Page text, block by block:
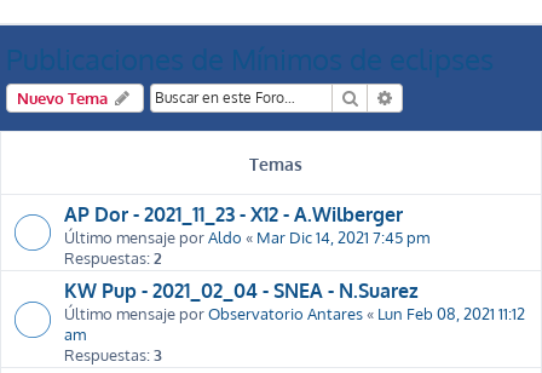
Publicaciones de Mínimos de eclipses
Nuevo Tema Buscar
Temas
AP Dor - 2021_11_23 - X12 - A.Wilberger
Último mensaje porAldo « Mar Dic 14, 2021 7:45 pm
Respuestas:2
KW Pup - 2021_02_04 - SNEA - N.Suarez
Último mensaje porObservatorio Antares« Lun Feb 08, 2021 11:12
am
Respuestas:3